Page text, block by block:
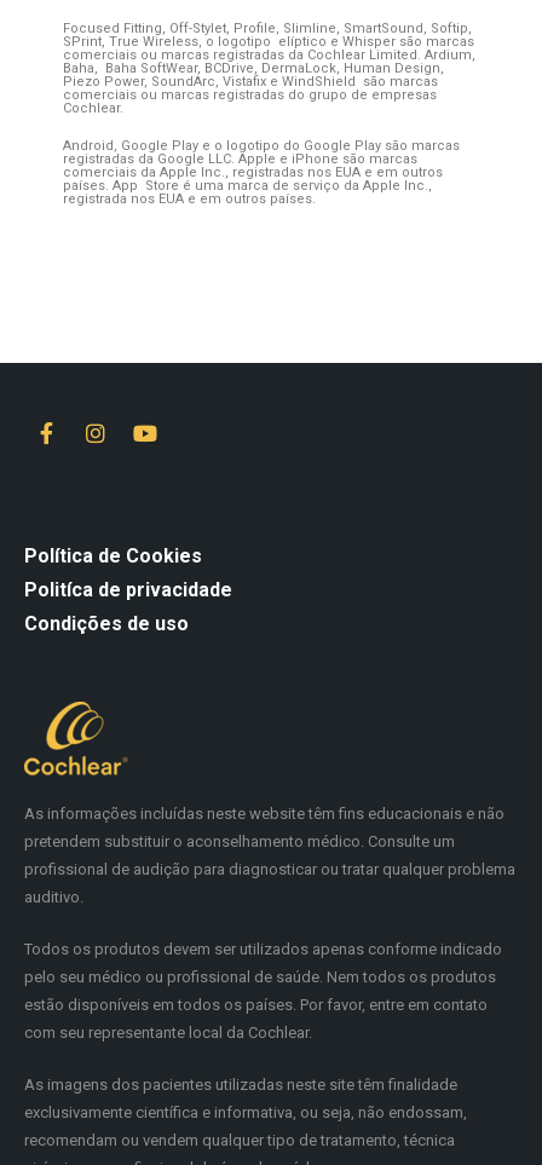
Focused Fitting, Off-Stylet, Profile, Slimline, SmartSound, Softip,
SPrint, True Wireless, o logotipo elíptico e Whisper são marcas
comerciais ou marcas registradas da Cochlear Limited. Ardium,
Baha, Baha SoftWear, BCDrive, DermaLock, Human Design,
Piezo Power, SoundArc, Vistafix e WindShield são marcas
comerciais ou marcas registradas do grupo de empresas
Cochlear.
Android, Google Play e o logotipo do Google Play são marcas
registradas da Google LLC. Apple e iPhone são marcas
comerciais da Apple Inc., registradas nos EUA e em outros
países. App Store é uma marca de serviço da Apple Inc.,
registrada nos EUA e em outros países.
As informações incluídas neste website têm fins educacionais e não
pretendem substituir o aconselhamento médico. Consulte um
profissional de audição para diagnosticar ou tratar qualquer problema
auditivo.
Todos os produtos devem ser utilizados apenas conforme indicado
pelo seu médico ou profissional de saúde. Nem todos os produtos
estão disponíveis em todos os países. Por favor, entre em contato
com seu representante local da Cochlear.
As imagens dos pacientes utilizadas neste site têm finalidade
exclusivamente científica e informativa, ou seja, não endossam,
recomendam ou vendem qualquer tipo de tratamento, técnica
Política de Cookies
Politíca de privacidade
Condições de uso